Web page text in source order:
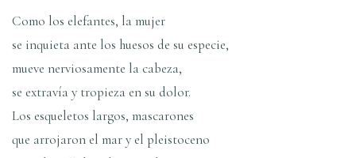
Como los elefantes, la mujer
se inquieta ante los huesos de su especie,
mueve nerviosamente la cabeza,
se extraví­a y tropieza en su dolor.
Los esqueletos largos, mascarones
que arrojaron el mar y el pleistoceno